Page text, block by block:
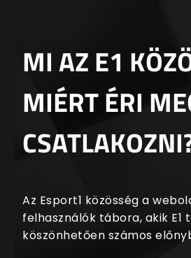
MI AZ E1
MIÉRT ÉRI
Az Esport1 közösség a
felhasználók tábora, akik E1
köszönhetően számos